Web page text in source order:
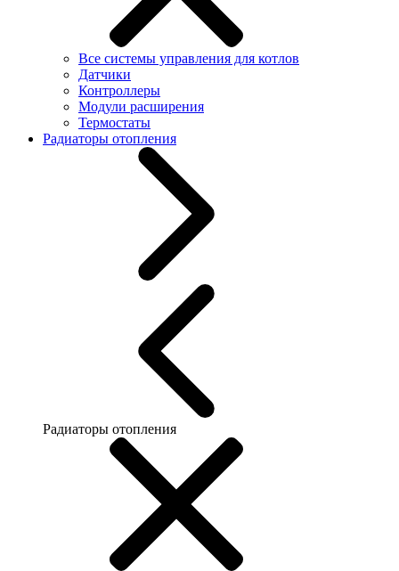
Все системы управления для котлов
Датчики
Контроллеры
Модули расширения
Термостаты
Радиаторы отопления
Радиаторы отопления